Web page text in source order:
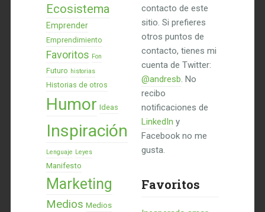
Ecosistema
Emprender
Emprendimiento
Favoritos Fon
Futuro historias
Historias de otros
Humor Ideas
Inspiración
Lenguaje Leyes
Manifesto
Marketing
Medios Medios
contacto de este
sitio. Si prefieres
otros puntos de
contacto, tienes mi
cuenta de Twitter:
@andresb. No
recibo
notificaciones de
LinkedIn y
Facebook no me
gusta.
Favoritos